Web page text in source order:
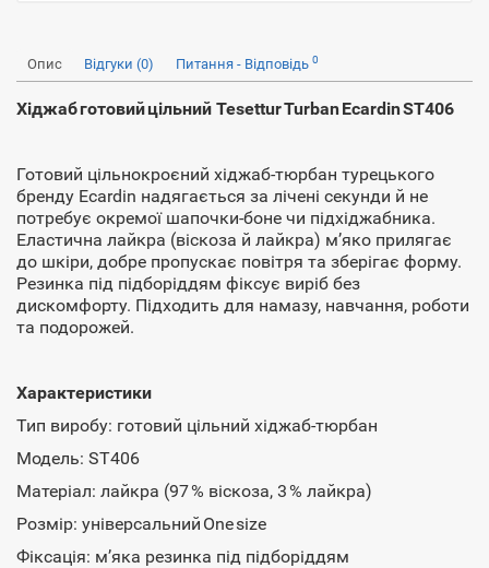
Опис Відгуки (0) Питання - Відповідь 0
Хіджаб готовий цільний Tesettur Turban Ecardin ST406
Готовий цільнокроєний хіджаб‑тюрбан турецького
бренду Ecardin надягається за лічені секунди й не
потребує окремої шапочки‑боне чи підхіджабника.
Еластична лайкра (віскоза й лайкра) м’яко прилягає
до шкіри, добре пропускає повітря та зберігає форму.
Резинка під підборіддям фіксує виріб без
дискомфорту. Підходить для намазу, навчання, роботи
та подорожей.
Характеристики
Тип виробу: готовий цільний хіджаб‑тюрбан
Модель: ST406
Матеріал: лайкра (97 % віскоза, 3 % лайкра)
Розмір: універсальний One size
Фіксація: м’яка резинка під підборіддям